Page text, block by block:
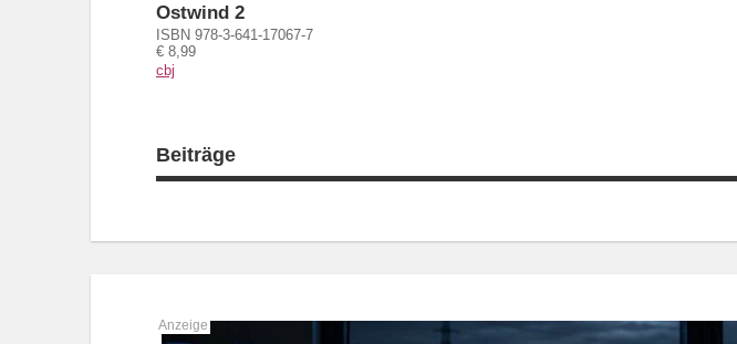
Ostwind 2
ISBN 978-3-641-17067-7
€ 8,99
cbj
Beiträge